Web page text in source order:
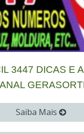
3447 DICAS E
Saiba Mais